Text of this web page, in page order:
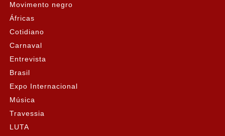
Movimento negro
Áfricas
Cotidiano
Carnaval
Entrevista
Brasil
Expo Internacional
Música
Travessia
LUTA